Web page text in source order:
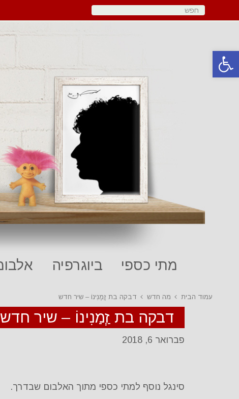
פתח סרגל נגישות
מתי כספי ביוגרפיה
עמוד הבית מה חדש דבקה בת זְַמַנִינוֹ – שיר חדש
דבקה בת זְַמַנִינוֹ – שיר חדש
פברואר 6, 2018
סינגל נוסף למתי כספי מתוך האלבום שבדרך.